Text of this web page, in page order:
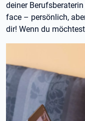
deiner
face – persönlich,
dir! Wenn du